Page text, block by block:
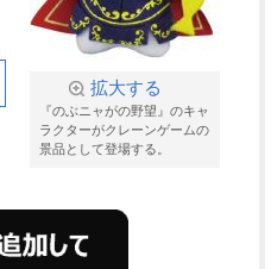
拡大する
『のぶニャがの野望』のキャ
ラクターがクレーンゲームの
景品として登場する。